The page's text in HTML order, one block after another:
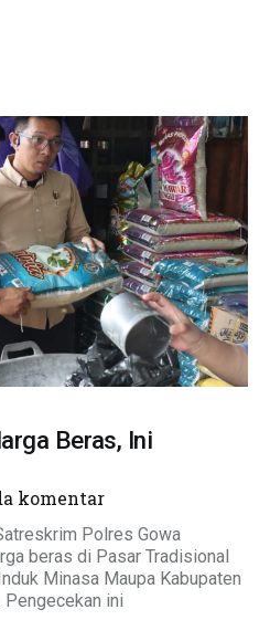
Beras, Ini
komentar
Polres Gowa
beras di Pasar Tradisional
Minasa Maupa Kabupaten
ini